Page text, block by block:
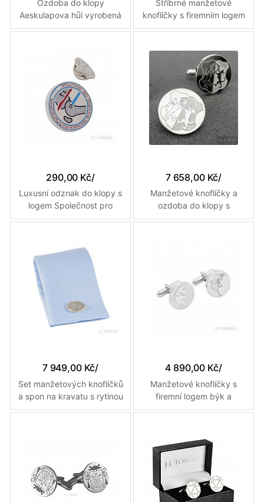
Ozdoba do klopy
Aeskulapova hůl vyrobená
na zakázku
Stříbrné manžetové
knoflíčky s firemním logem
Plastika vyrobené na
290,00 Kč/
Luxusní odznak do klopy s
logem Společnost pro
sportovní traumatologii a
7 658,00 Kč/
Manžetové knoflíčky a
ozdoba do klopy s
osobním erbem vyrobené
7 949,00 Kč/
Set manžetových knoflíčků
a spon na kravatu s rytinou
monogramu DB vyrobené
4 890,00 Kč/
Manžetové knoflíčky s
firemní logem býk a
medvěd vyrobené na